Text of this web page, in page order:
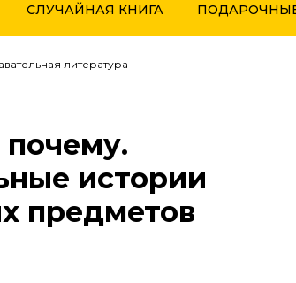
СЛУЧАЙНАЯ КНИГА
литература
почему.
истории
предметов